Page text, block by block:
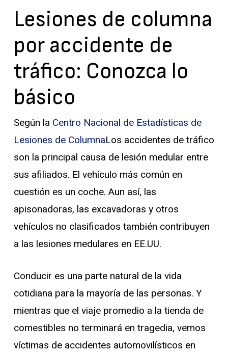
Lesiones de columna
por accidente de
tráfico: Conozca lo
básico
Según la Centro Nacional de Estadísticas de
Lesiones de ColumnaLos accidentes de tráfico
son la principal causa de lesión medular entre
sus afiliados. El vehículo más común en
cuestión es un coche. Aun así, las
apisonadoras, las excavadoras y otros
vehículos no clasificados también contribuyen
a las lesiones medulares en EE.UU.
Conducir es una parte natural de la vida
cotidiana para la mayoría de las personas. Y
mientras que el viaje promedio a la tienda de
comestibles no terminará en tragedia, vemos
víctimas de accidentes automovilísticos en